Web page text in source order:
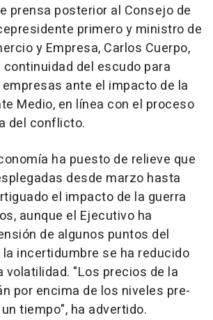
prensa posterior al Consejo de
primero y ministro de
y Empresa, Carlos Cuerpo,
del escudo para
ante el impacto de la
Medio, en línea con el proceso
del conflicto.
ha puesto de relieve que
desde marzo hasta
el impacto de la guerra
aunque el Ejecutivo ha
de algunos puntos del
incertidumbre se ha reducido
volatilidad. "Los precios de la
por encima de los niveles pre-
tiempo", ha advertido.